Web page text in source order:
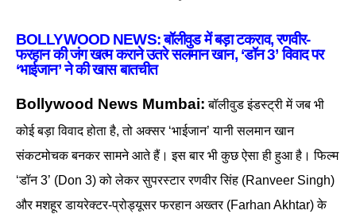
BOLLYWOOD NEWS: बॉलीवुड में बड़ा टकराव, रणवीर-
फरहान की जंग खत्म कराने उतरे सलमान खान, ‘डॉन 3’ विवाद पर
‘भाईजान’ ने की खास बातचीत
Bollywood News Mumbai: बॉलीवुड इंडस्ट्री में जब भी
कोई बड़ा विवाद होता है, तो अक्सर ‘भाईजान’ यानी सलमान खान
संकटमोचक बनकर सामने आते हैं। इस बार भी कुछ ऐसा ही हुआ है। फिल्म
‘डॉन 3’ (Don 3) को लेकर सुपरस्टार रणवीर सिंह (Ranveer Singh)
और मशहूर डायरेक्टर-प्रोड्यूसर फरहान अख्तर (Farhan Akhtar) के